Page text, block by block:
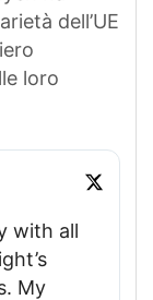
dell’UE
loro
with all
My